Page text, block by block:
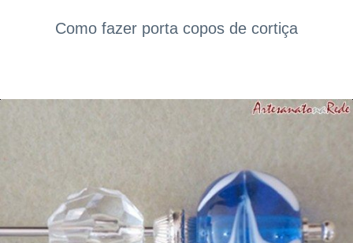
Como fazer porta copos de cortiça